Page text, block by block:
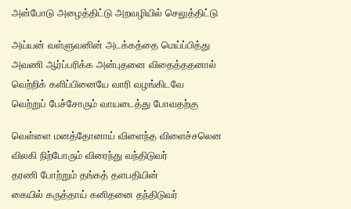
அன்போடு அழைத்திட்டு அறவழியில் செலுத்திட்டு
அய்யன் வள்ளுவனின் அடக்கத்தை மெய்ப்பித்து
அவணி ஆர்ப்பரிக்க அன்புதனை விதைத்ததனால்
வெற்றிக் களிப்பினையே வாரி வழங்கிடவே
வெற்றுப் பேச்சோரும் வாயடைத்து போவதற்கு
வெள்ளை மனத்தோனாய் விளைந்த விளைச்சலென
விலகி நிற்போரும் விரைந்து வந்திடுவர்
தரணி போற்றும் தங்கத் தளபதியின்
கையில் கருத்தாய் கனிதனை தந்திடுவர்